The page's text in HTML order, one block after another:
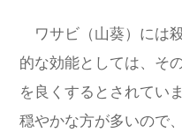
ワサビ（山葵）には
的な効能としては、そ
を良くするとされてい
穏やかな方が多いので